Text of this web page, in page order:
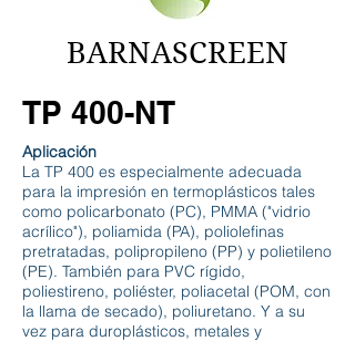
BARNASCREEN
TP 400-NT
Aplicación
La TP 400 es especialmente adecuada
para la impresión en termoplásticos tales
como policarbonato (PC), PMMA ("vidrio
acrílico"), poliamida (PA), poliolefinas
pretratadas, polipropileno (PP) y polietileno
(PE). También para PVC rígido,
poliestireno, poliéster, poliacetal (POM, con
la llama de secado), poliuretano. Y a su
vez para duroplásticos, metales y